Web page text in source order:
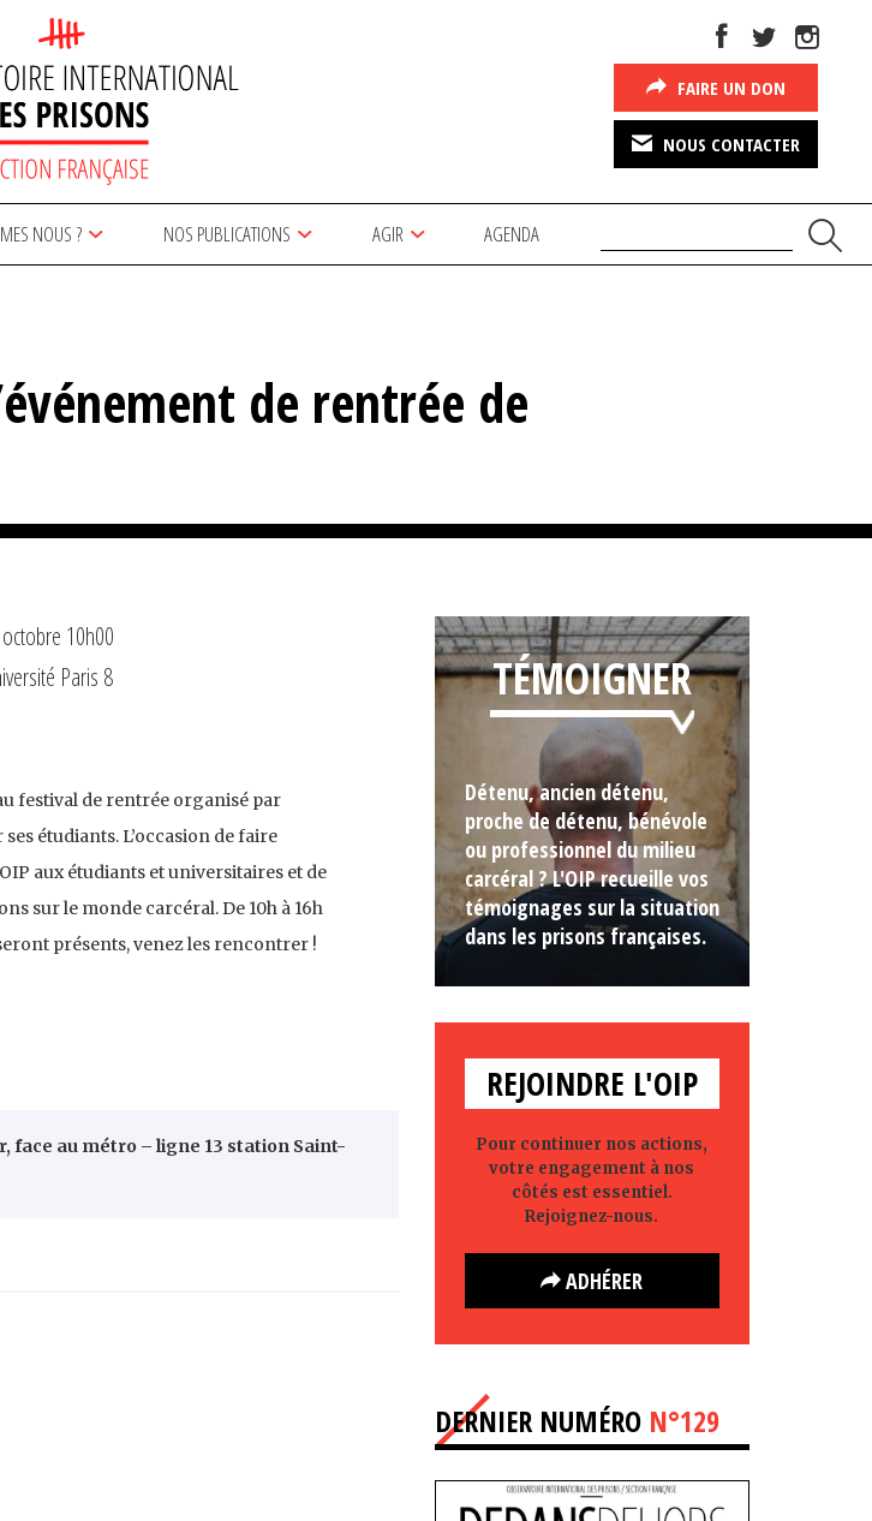
FAIRE UN DON
NOUS CONTACTER
NOUS ? NOS PUBLICATIONS AGIR AGENDA
de rentrée de
10h00
Paris 8
festival de rentrée organisé par
étudiants. L’occasion de faire
aux étudiants et universitaires et de
sur le monde carcéral. De 10h à 16h
présents, venez les rencontrer !
face au métro – ligne 13 station Saint-
TÉMOIGNER
Détenu, ancien détenu,
proche de détenu, bénévole
ou professionnel du milieu
carcéral ? L'OIP recueille vos
témoignages sur la situation
dans les prisons françaises.
REJOINDRE L'OIP
Pour continuer nos actions,
votre engagement à nos
côtés est essentiel.
Rejoignez-nous.
ADHÉRER
DERNIER NUMÉRO N°129